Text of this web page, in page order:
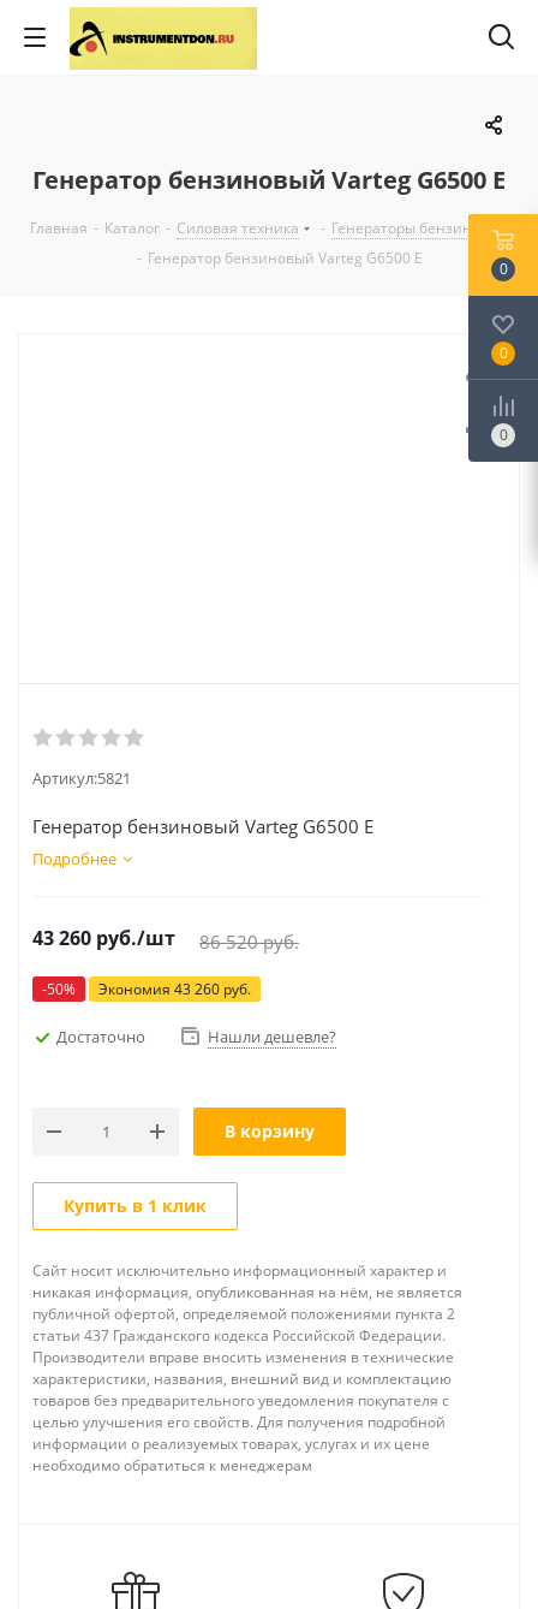
Генератор бензиновый Varteg G6500 E
Главная - Каталог - Силовая техника - Генераторы бензиновые
- Генератор бензиновый Varteg G6500 E
Артикул:5821
Генератор бензиновый Varteg G6500 E
Подробнее
43 260 руб./шт 86 520руб.
-50% Экономия 43 260 руб.
Достаточно Нашли дешевле?
В корзину
Купить в 1 клик
Сайт носит исключительно информационный характер и
никакая информация, опубликованная на нём, не является
публичной офертой, определяемой положениями пункта 2
статьи 437 Гражданского кодекса Российской Федерации.
Производители вправе вносить изменения в технические
характеристики, названия, внешний вид и комплектацию
товаров без предварительного уведомления покупателя с
целью улучшения его свойств. Для получения подробной
информации о реализуемых товарах, услугах и их цене
необходимо обратиться к менеджерам
0
0
0